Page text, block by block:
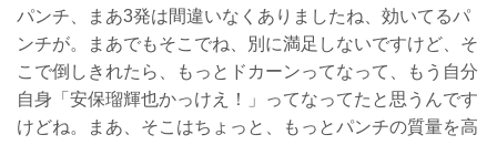
パンチ、まあ3発は間違いなくありましたね、効いてるパ
ンチが。まあでもそこでね、別に満足しないですけど、そ
こで倒しきれたら、もっとドカーンってなって、もう自分
自身「安保瑠輝也かっけえ！」ってなってたと思うんです
けどね。まあ、そこはちょっと、もっとパンチの質量を高